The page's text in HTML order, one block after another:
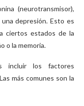
(neurotransmisor),
depresión. Esto es
ciertos estados de la
o la memoria.
incluir los factores
más comunes son la